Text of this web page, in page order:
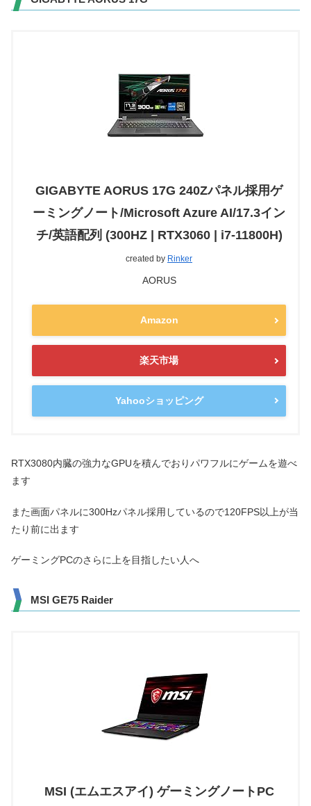
GIGABYTE AORUS 17G 240Zパネル採用ゲ
ーミングノート/Microsoft Azure AI/17.3イン
チ/英語配列 (300HZ | RTX3060 | i7-11800H)
created by Rinker
AORUS
Amazon
楽天市場
Yahooショッピング
RTX3080内臓の強力なGPUを積んでおりパワフルにゲームを遊べ
ます
また画面パネルに300Hzパネル採用しているので120FPS以上が当
たり前に出ます
ゲーミングPCのさらに上を目指したい人へ
MSI GE75 Raider
MSI (エムエスアイ) ゲーミングノートPC